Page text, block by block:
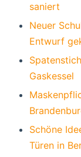
saniert
Neuer
Entwurf
Gaskessel
Schöne
Türen in